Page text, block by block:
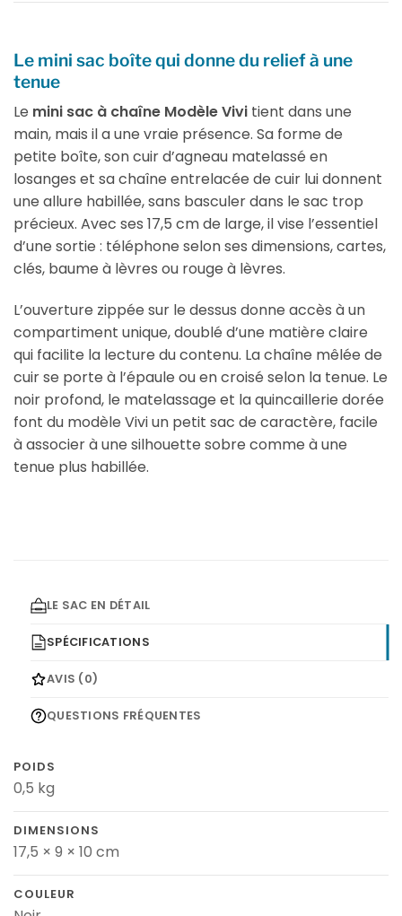
Le mini sac boîte qui donne du relief à une
tenue
Le mini sac à chaîne Modèle Vivi tient dans une
main, mais il a une vraie présence. Sa forme de
petite boîte, son cuir d’agneau matelassé en
losanges et sa chaîne entrelacée de cuir lui donnent
une allure habillée, sans basculer dans le sac trop
précieux. Avec ses 17,5 cm de large, il vise l’essentiel
d’une sortie : téléphone selon ses dimensions, cartes,
clés, baume à lèvres ou rouge à lèvres.
L’ouverture zippée sur le dessus donne accès à un
compartiment unique, doublé d’une matière claire
qui facilite la lecture du contenu. La chaîne mêlée de
cuir se porte à l’épaule ou en croisé selon la tenue. Le
noir profond, le matelassage et la quincaillerie dorée
font du modèle Vivi un petit sac de caractère, facile
à associer à une silhouette sobre comme à une
tenue plus habillée.
LE SAC EN DÉTAIL
SPÉCIFICATIONS
AVIS (0)
QUESTIONS FRÉQUENTES
POIDS
0,5 kg
DIMENSIONS
17,5 × 9 × 10 cm
COULEUR